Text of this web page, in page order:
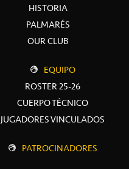
HISTORIA
PALMARÉS
OUR CLUB
EQUIPO
ROSTER 25-26
CUERPO TÉCNICO
JUGADORES VINCULADOS
PATROCINADORES